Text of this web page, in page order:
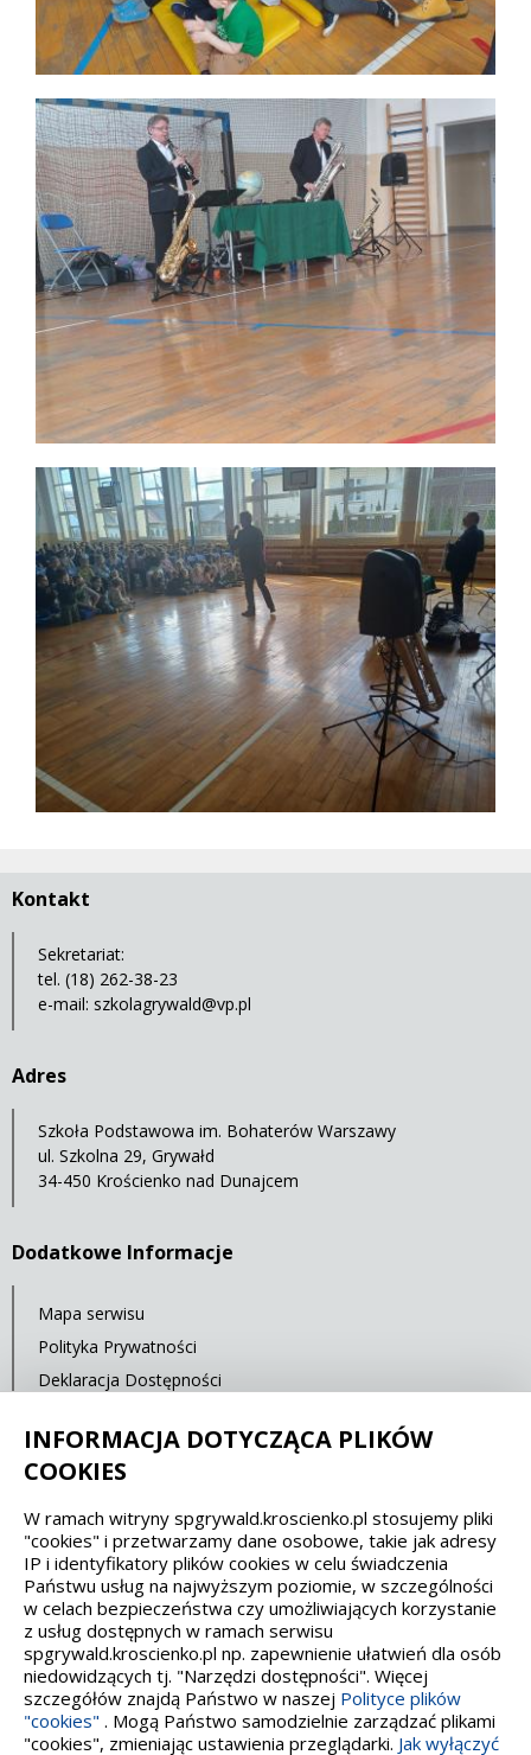
Kontakt
Sekretariat:
tel. (18) 262-38-23
e-mail: szkolagrywald@vp.pl
Adres
Szkoła Podstawowa im. Bohaterów Warszawy
ul. Szkolna 29, Grywałd
34-450 Krościenko nad Dunajcem
Dodatkowe Informacje
Mapa serwisu
Polityka Prywatności
Deklaracja Dostępności
Ostatnia aktualizacja: 15.02.2020 12:00
Spełniamy standardy dostępności oraz W3C
WCAG 2.1 SECTION 508 EAA/EN 301549
IS 5568
INFORMACJA DOTYCZĄCA PLIKÓW
COOKIES
W ramach witryny spgrywald.kroscienko.pl stosujemy pliki
"cookies" i przetwarzamy dane osobowe, takie jak adresy
IP i identyfikatory plików cookies w celu świadczenia
Państwu usług na najwyższym poziomie, w szczególności
w celach bezpieczeństwa czy umożliwiających korzystanie
z usług dostępnych w ramach serwisu
spgrywald.kroscienko.pl np. zapewnienie ułatwień dla osób
niedowidzących tj. "Narzędzi dostępności". Więcej
szczegółów znajdą Państwo w naszej Polityce plików
"cookies" . Mogą Państwo samodzielnie zarządzać plikami
"cookies", zmieniając ustawienia przeglądarki. Jak wyłączyć